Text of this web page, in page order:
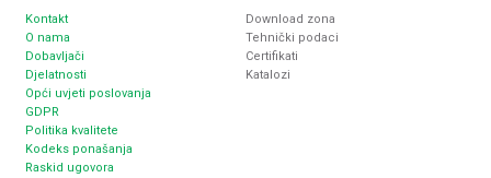
Kontakt
O nama
Dobavljači
Djelatnosti
Opći uvjeti poslovanja
GDPR
Politika kvalitete
Kodeks ponašanja
Raskid ugovora
Download zona
Tehnički podaci
Certifikati
Katalozi